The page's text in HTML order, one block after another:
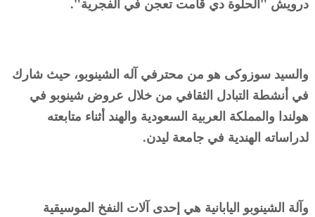
والسيد سوزوكى هو من محترفي آله الشينوبو، حيث شارك
في أنشطة التبادل الثقافي من خلال عروض شينوبو في
هولندا والمملكة العربية السعودية والهند أثناء متابعته
لدراساته الهندية في جامعة ليدن.
وآلة الشينوبو اليابانية هي إحدى آلات النفخ الموسيقية